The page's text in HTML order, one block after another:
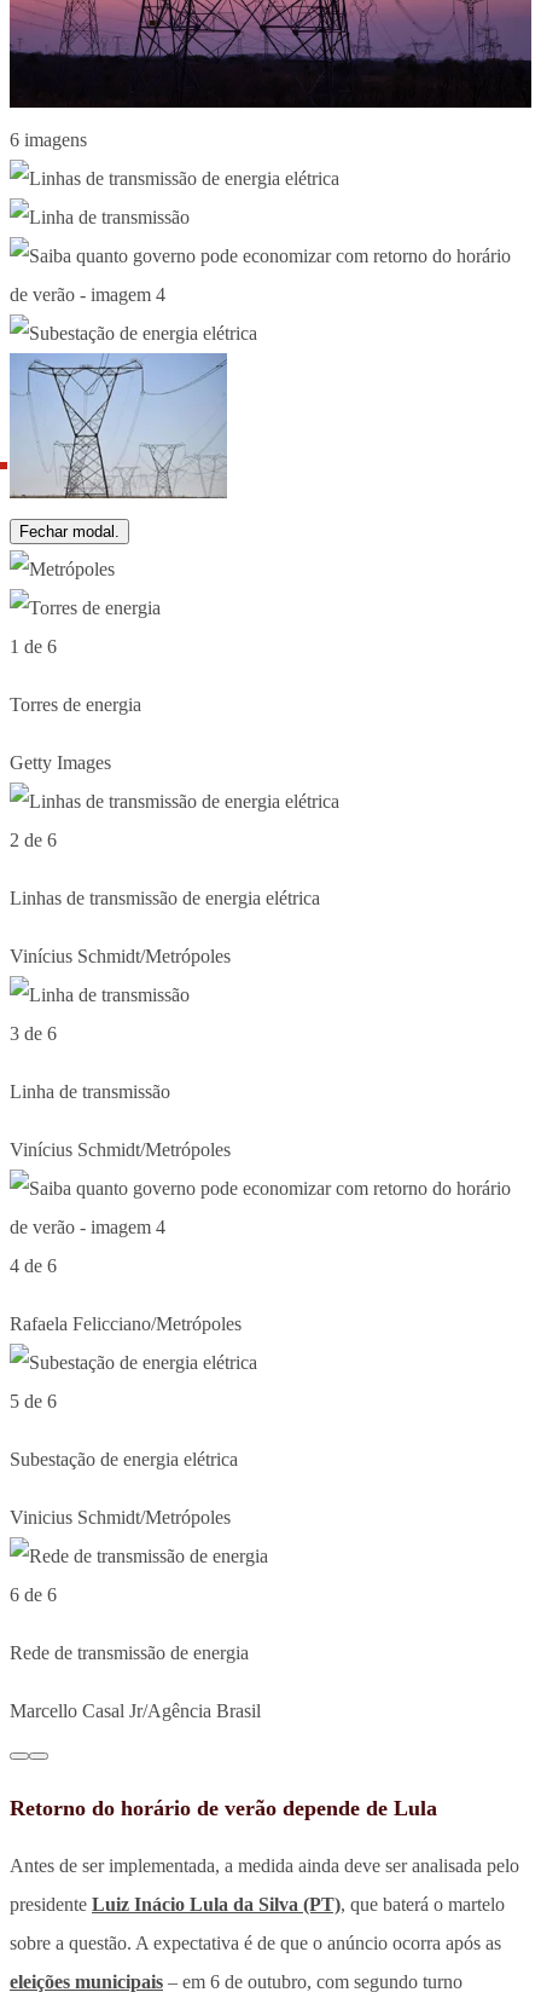
6 imagens
Fechar modal.
1 de 6
Torres de energia
Getty Images
2 de 6
Linhas de transmissão de energia elétrica
Vinícius Schmidt/Metrópoles
3 de 6
Linha de transmissão
Vinícius Schmidt/Metrópoles
4 de 6
Rafaela Felicciano/Metrópoles
5 de 6
Subestação de energia elétrica
Vinicius Schmidt/Metrópoles
6 de 6
Rede de transmissão de energia
Marcello Casal Jr/Agência Brasil
Retorno do horário de verão depende de Lula
Antes de ser implementada, a medida ainda deve ser analisada pelo
presidente Luiz Inácio Lula da Silva (PT), que baterá o martelo
sobre a questão. A expectativa é de que o anúncio ocorra após as
eleições municipais – em 6 de outubro, com segundo turno